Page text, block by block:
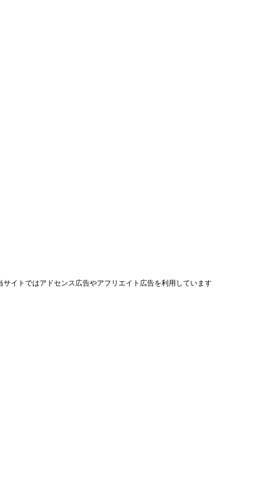
サイトではアドセンス広告やアフリエイト広告を利用しています